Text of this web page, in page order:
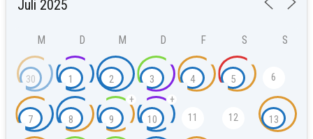
M D M D F S S
30 1 2 3 4 5 6
7 8 9
+
10
+
11 12 13